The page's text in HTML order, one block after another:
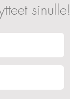
sinulle!